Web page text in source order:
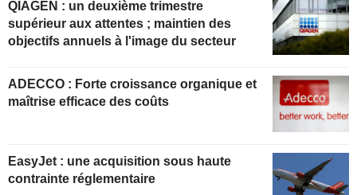
QIAGEN : un deuxième trimestre
supérieur aux attentes ; maintien des
objectifs annuels à l'image du secteur
ADECCO : Forte croissance organique et
maîtrise efficace des coûts
EasyJet : une acquisition sous haute
contrainte réglementaire